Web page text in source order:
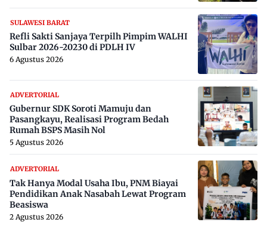
SULAWESI BARAT
Refli Sakti Sanjaya Terpilh Pimpim WALHI
Sulbar 2026-20230 di PDLH IV
6 Agustus 2026
ADVERTORIAL
Gubernur SDK Soroti Mamuju dan
Pasangkayu, Realisasi Program Bedah
Rumah BSPS Masih Nol
5 Agustus 2026
ADVERTORIAL
Tak Hanya Modal Usaha Ibu, PNM Biayai
Pendidikan Anak Nasabah Lewat Program
Beasiswa
2 Agustus 2026